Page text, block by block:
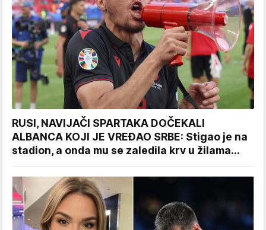
RUSI, NAVIJAČI SPARTAKA DOČEKALI
ALBANCA KOJI JE VREĐAO SRBE: Stigao je na
stadion, a onda mu se zaledila krv u žilama...